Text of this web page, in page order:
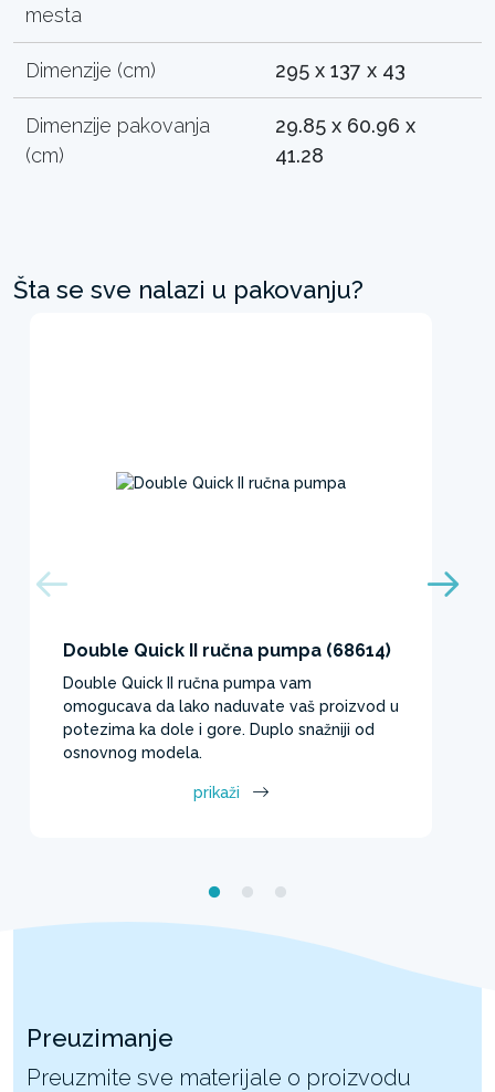
mesta
Dimenzije (cm) 295 x 137 x 43
Dimenzije pakovanja
(cm)
29.85 x 60.96 x
41.28
Šta se sve nalazi u pakovanju?
Double Quick II ručna pumpa (68614)
Double Quick II ručna pumpa vam
omogucava da lako naduvate vaš proizvod u
potezima ka dole i gore. Duplo snažniji od
osnovnog modela.​
prikaži
Preuzimanje
Preuzmite sve materijale o proizvodu